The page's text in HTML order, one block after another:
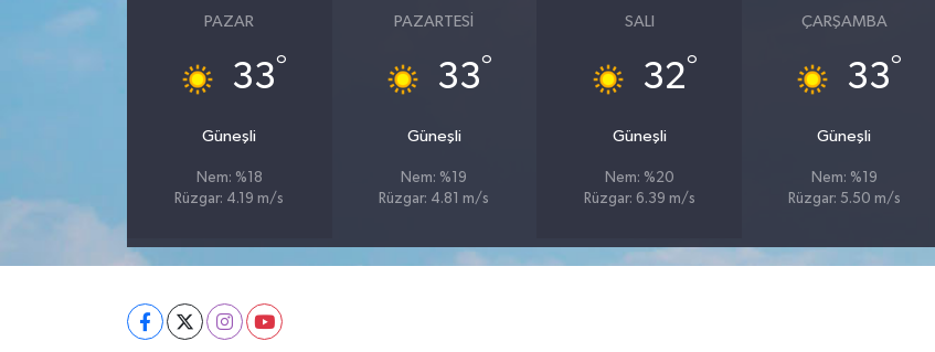
PAZAR
33°
Güneşli
Nem: %18
Rüzgar: 4.19 m/s
PAZARTESI
33°
Güneşli
Nem: %19
Rüzgar: 4.81 m/s
SALI
32°
Güneşli
Nem: %20
Rüzgar: 6.39 m/s
ÇARŞAMBA
33°
Güneşli
Nem: %19
Rüzgar: 5.50 m/s